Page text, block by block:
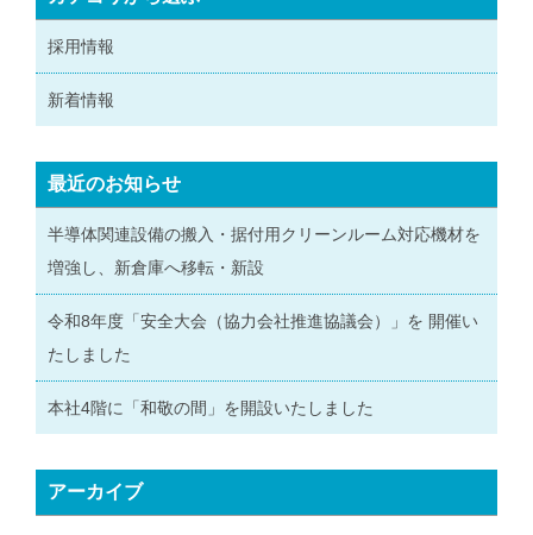
採用情報
新着情報
最近のお知らせ
半導体関連設備の搬入・据付用クリーンルーム対応機材を
増強し、新倉庫へ移転・新設
令和8年度「安全大会（協力会社推進協議会）」を 開催い
たしました
本社4階に「和敬の間」を開設いたしました
アーカイブ